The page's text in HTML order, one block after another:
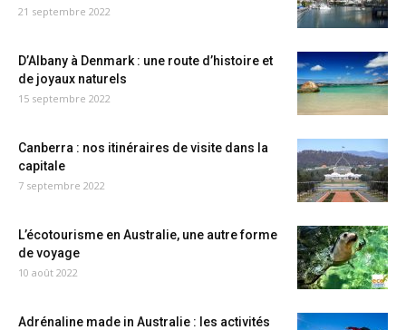
21 septembre 2022
D’Albany à Denmark : une route d’histoire et
de joyaux naturels
15 septembre 2022
Canberra : nos itinéraires de visite dans la
capitale
7 septembre 2022
L’écotourisme en Australie, une autre forme
de voyage
10 août 2022
Adrénaline made in Australie : les activités